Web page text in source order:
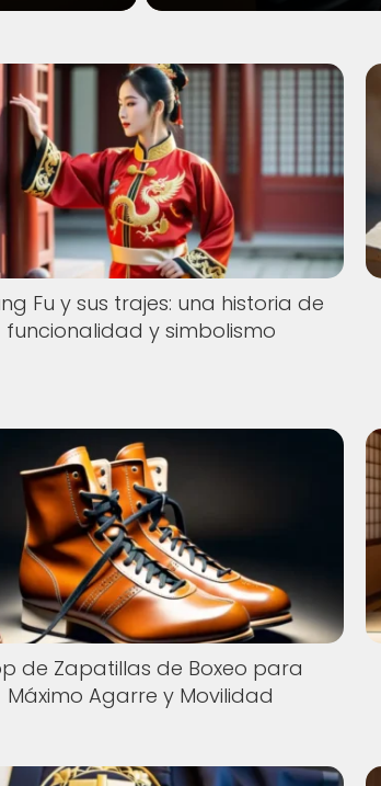
Fu y sus trajes: una historia de
funcionalidad y simbolismo
de Zapatillas de Boxeo para
Máximo Agarre y Movilidad